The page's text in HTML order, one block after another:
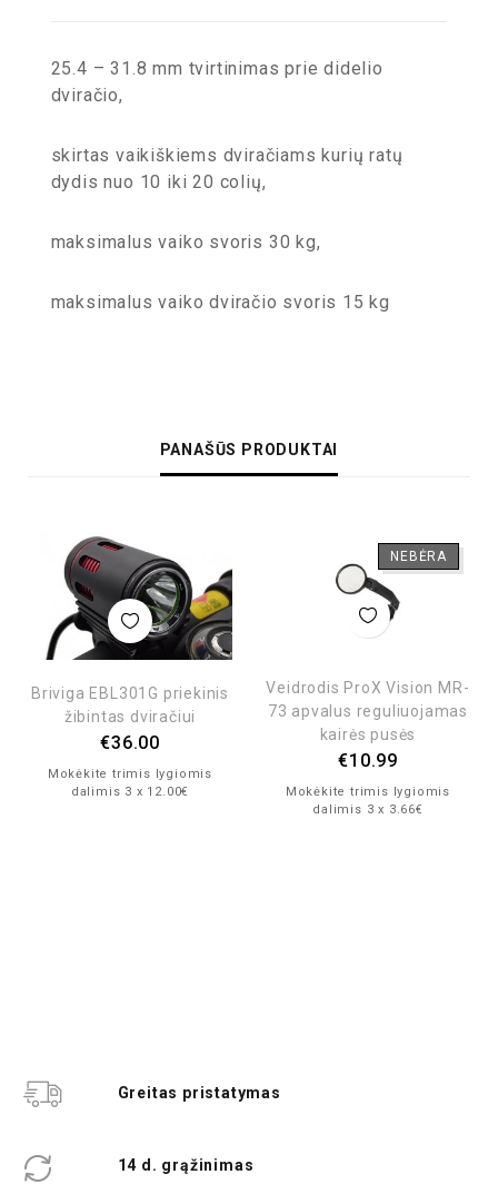
25.4 – 31.8 mm tvirtinimas prie didelio
dviračio,
skirtas vaikiškiems dviračiams kurių ratų
dydis nuo 10 iki 20 colių,
maksimalus vaiko svoris 30 kg,
maksimalus vaiko dviračio svoris 15 kg
PANAŠŪS PRODUKTAI
Briviga EBL301G priekinis
žibintas dviračiui
€36.00
Mokėkite trimis lygiomis
dalimis 3 x 12.00€
NEBĖRA
Veidrodis ProX Vision MR-
73 apvalus reguliuojamas
kairės pusės
€10.99
Mokėkite trimis lygiomis
dalimis 3 x 3.66€
Greitas pristatymas
14 d. grąžinimas